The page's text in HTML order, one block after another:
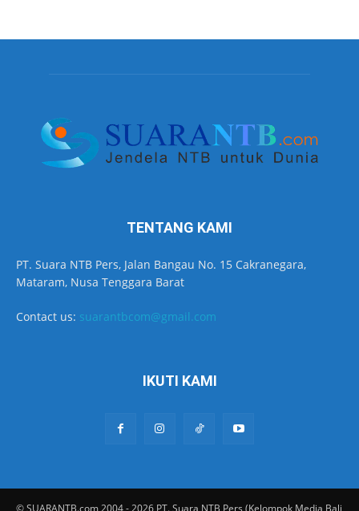
TENTANG KAMI
PT. Suara NTB Pers, Jalan Bangau No. 15 Cakranegara,
Mataram, Nusa Tenggara Barat
Contact us: suarantbcom@gmail.com
IKUTI KAMI